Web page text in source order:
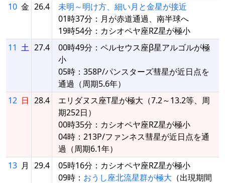
10 金 26.4
未明～明け方、細い月と金星が接近
01時37分：月が赤道通過、南半球へ
19時54分：カシオペヤ座RZ星が極小
11 土 27.4
00時49分：ペルセウス座β星アルゴルが極
小
05時：358P/パンスターズ彗星が近日点を
通過（周期5.6年）
12 日 28.4
エリダヌス座T星が極大（7.2～13.2等、周
期252日）
00時35分：カシオペヤ座RZ星が極小
04時：213P/ファンネス彗星が近日点を通
過（周期6.1年）
13 月 29.4
05時16分：カシオペヤ座RZ星が極小
09時： おうし座北流星群が極大 （出現期間